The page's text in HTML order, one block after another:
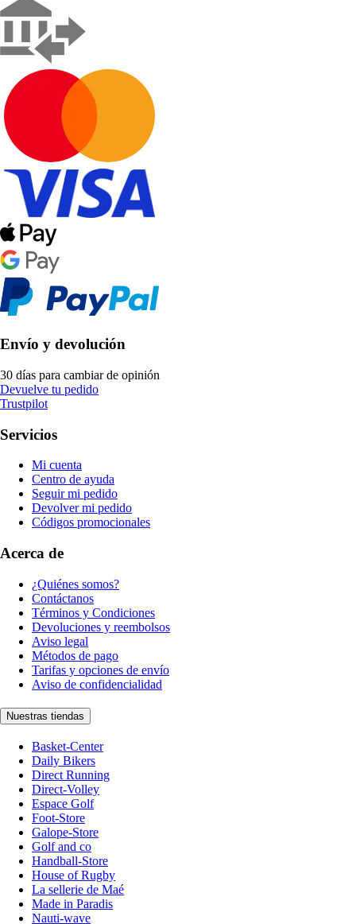
Envío y devolución
30 días para cambiar de opinión
Devuelve tu pedido
Trustpilot
Servicios
Mi cuenta
Centro de ayuda
Seguir mi pedido
Devolver mi pedido
Códigos promocionales
Acerca de
¿Quiénes somos?
Contáctanos
Términos y Condiciones
Devoluciones y reembolsos
Aviso legal
Métodos de pago
Tarifas y opciones de envío
Aviso de confidencialidad
Nuestras tiendas
Basket-Center
Daily Bikers
Direct Running
Direct-Volley
Espace Golf
Foot-Store
Galope-Store
Golf and co
Handball-Store
House of Rugby
La sellerie de Maé
Made in Paradis
Nauti-wave